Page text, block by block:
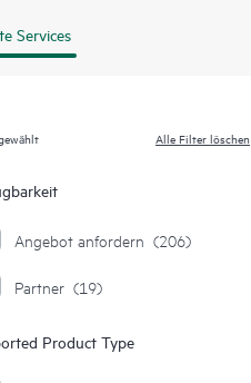
Services
Alle Filter löschen
Angebot anfordern (206)
Partner (19)
Product Type